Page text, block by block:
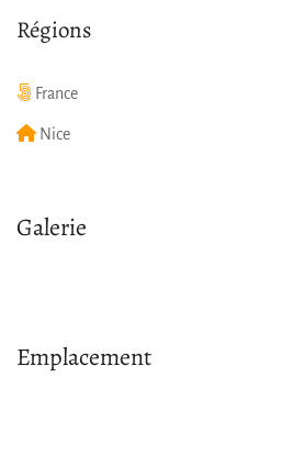
Régions
France
Nice
Galerie
Emplacement